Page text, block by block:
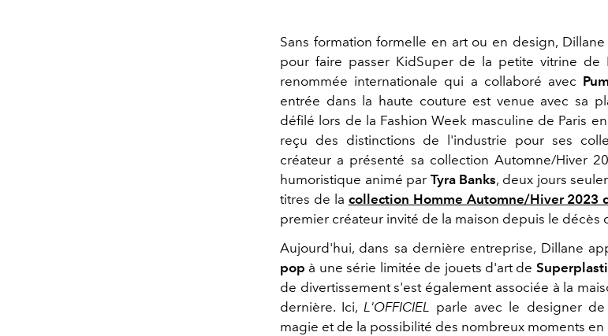
Sans formation formelle en art ou en design,
pour faire passer KidSuper de la petite vitrine de
renommée internationale qui a collaboré avec
entrée dans la haute couture est venue avec sa
défilé lors de la Fashion Week masculine de Paris
reçu des distinctions de l'industrie pour ses
créateur a présenté sa collection Automne/Hiver
humoristique animé par Tyra Banks, deux jours
titres de la collection Homme Automne/Hiver 2023
premier créateur invité de la maison depuis le décès
Aujourd'hui, dans sa dernière entreprise, Dillane
pop à une série limitée de jouets d'art de
de divertissement s'est également associée à la
dernière. Ici, L'OFFICIEL
parle avec le designer
magie et de la possibilité des nombreux moments en